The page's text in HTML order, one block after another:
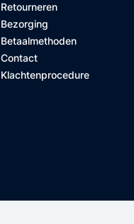
Retourneren
Bezorging
Betaalmethoden
Contact
Klachtenprocedure